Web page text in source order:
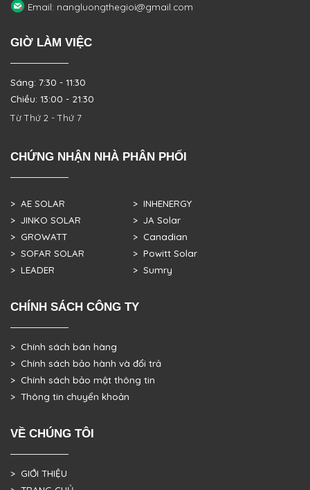
Email: nangluongthegioi@gmail.com
GIỜ LÀM VIỆC
Sáng: 7:30 - 11:30
Chiều: 13:00 - 21:30
Từ Thứ 2 - Thứ 7
CHỨNG NHẬN NHÀ PHÂN PHỐI
> AE SOLAR
> JINKO SOLAR
> GROWATT
> SOFAR SOLAR
> LEADER
> INHENERGY
> JA Solar
> Canadian
> Powitt Solar
> Sumry
CHÍNH SÁCH CÔNG TY
> Chính sách bán hàng
> Chính sách bảo hành và đổi trả
> Chính sách bảo mật thông tin
> Thông tin chuyển khoản
VỀ CHÚNG TÔI
> GIỚI THIỆU